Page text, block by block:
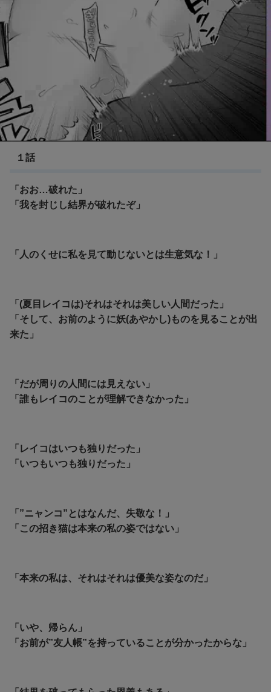
夏目友人帳
１話
「おお…破れた」
「我を封じし結界が破れたぞ」
「人のくせに私を見て動じないとは生意気な！」
「(夏目レイコは)それはそれは美しい人間だった」
「そして、お前のように妖(あやかし)ものを見ることが出
来た」
「だが周りの人間には見えない」
「誰もレイコのことが理解できなかった」
「レイコはいつも独りだった」
「いつもいつも独りだった」
「”ニャンコ”とはなんだ、失敬な！」
「この招き猫は本来の私の姿ではない」
「本来の私は、それはそれは優美な姿なのだ」
「いや、帰らん」
「お前が”友人帳”を持っていることが分かったからな」